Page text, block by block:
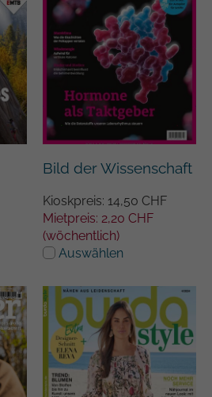
Bild der Wissenschaft
Kioskpreis: 14,50 CHF
Mietpreis: 2,20 CHF
(wöchentlich)
Auswählen